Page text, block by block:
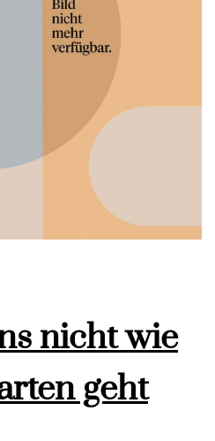
nicht wie
geht